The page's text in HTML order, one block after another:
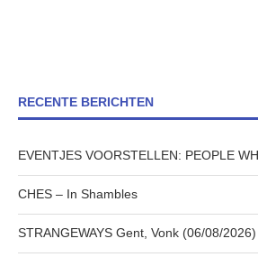
RECENTE BERICHTEN
EVENTJES VOORSTELLEN: PEOPLE
CHES – In Shambles
STRANGEWAYS Gent, Vonk (06/08/2026)